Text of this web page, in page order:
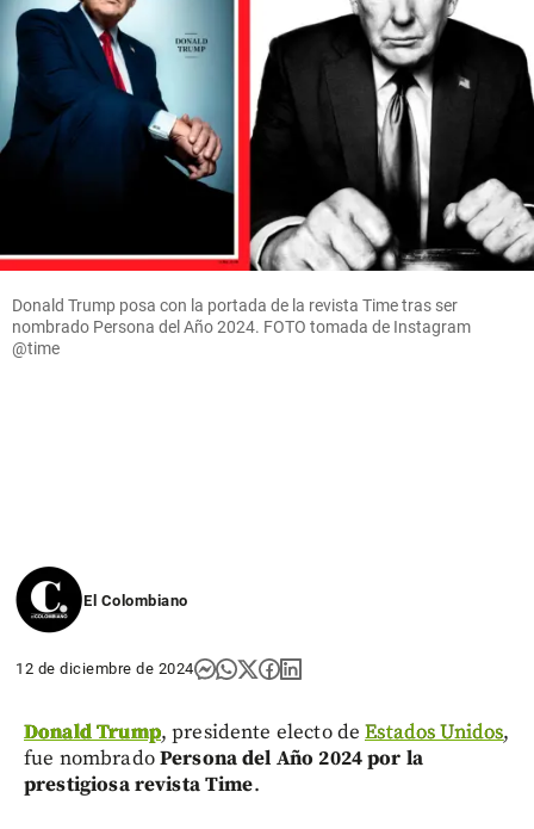
Donald Trump posa con la portada de la revista Time tras ser
nombrado Persona del Año 2024. FOTO tomada de Instagram
@time
El Colombiano
12 de diciembre de 2024
Donald Trump, presidente electo deEstados Unidos,
fue nombradoPersona del Año 2024 por la
prestigiosa revista Time.